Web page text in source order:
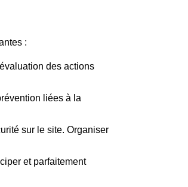
:
des actions
liées à la
sur le site. Organiser
et parfaitement